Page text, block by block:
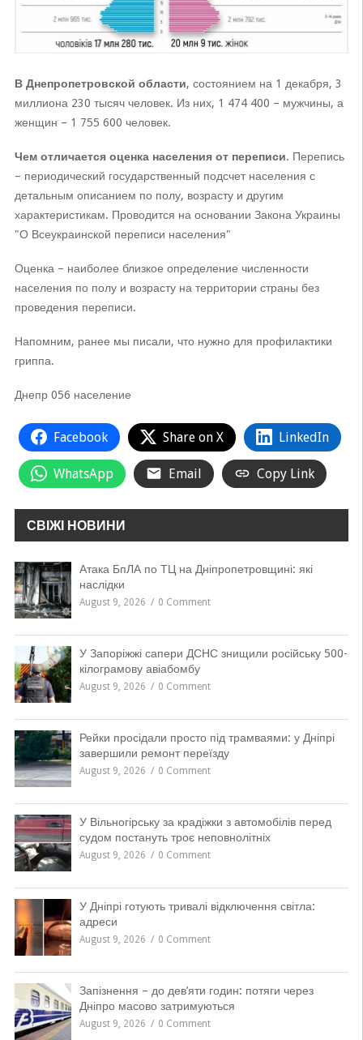
В Днепропетровской области, состоянием на 1 декабря, 3
миллиона 230 тысяч человек. Из них, 1 474 400 – мужчины, а
женщин – 1 755 600 человек.
Чем отличается оценка населения от переписи. Перепись
– периодический государственный подсчет населения с
детальным описанием по полу, возрасту и другим
характеристикам. Проводится на основании Закона Украины
"О Всеукраинской переписи населения"
Оценка – наиболее близкое определение численности
населения по полу и возрасту на территории страны без
проведения переписи.
Напомним, ранее мы писали, что нужно для профилактики
гриппа.
Днепр 056 население
Facebook Share on X LinkedIn
WhatsApp Email Copy Link
СВІЖІ НОВИНИ
Атака БпЛА по ТЦ на Дніпропетровщині: які
наслідки
August 9, 2026 0 Comment
У Запоріжжі сапери ДСНС знищили російську 500-
кілограмову авіабомбу
August 9, 2026 0 Comment
Рейки просідали просто під трамваями: у Дніпрі
завершили ремонт переїзду
August 9, 2026 0 Comment
У Вільногірську за крадіжки з автомобілів перед
судом постануть троє неповнолітніх
August 9, 2026 0 Comment
У Дніпрі готують тривалі відключення світла:
адреси
August 9, 2026 0 Comment
Запізнення – до дев’яти годин: потяги через
Дніпро масово затримуються
August 9, 2026 0 Comment